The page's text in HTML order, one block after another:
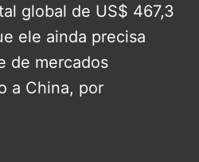
global de US$ 467,3
ele ainda precisa
de mercados
a China, por